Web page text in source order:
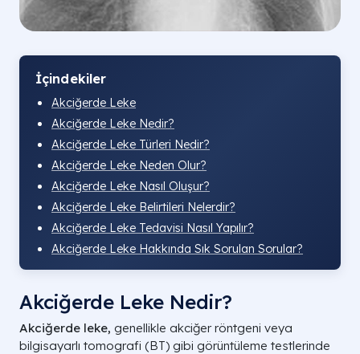
İçindekiler
Akciğerde Leke
Akciğerde Leke Nedir​?
Akciğerde Leke Türleri Nedir?
Akciğerde Leke Neden Olur?
Akciğerde Leke Nasıl Oluşur?
Akciğerde Leke Belirtileri Nelerdir?
Akciğerde Leke Tedavisi Nasıl Yapılır?
Akciğerde Leke Hakkında Sık Sorulan Sorular?
Akciğerde Leke Nedir​?
Akciğerde leke, genellikle akciğer röntgeni veya
bilgisayarlı tomografi (BT) gibi görüntüleme testlerinde